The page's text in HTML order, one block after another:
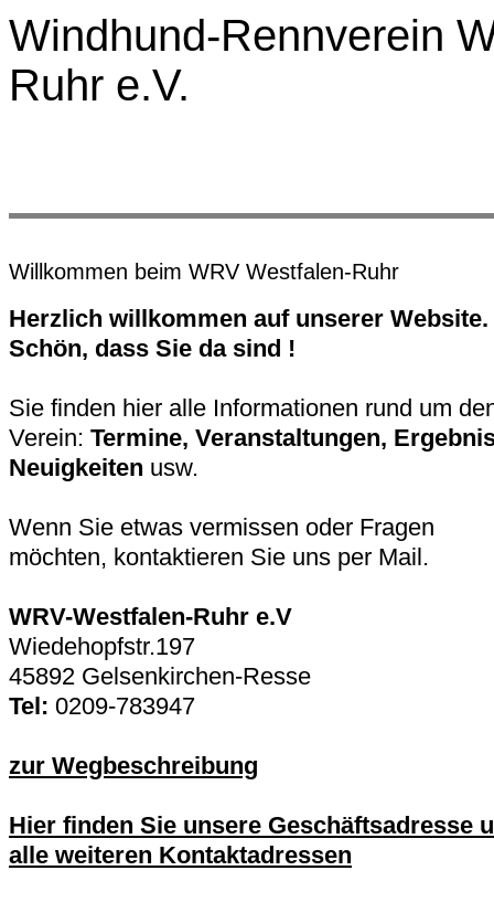
Windhund-Rennverein
Ruhr e.V.
Willkommen beim WRV Westfalen-Ruhr
Herzlich willkommen auf unserer Website.
Schön, dass Sie da sind !
Sie finden hier alle Informationen rund um
Verein: Termine, Veranstaltungen,
Neuigkeiten usw.
Wenn Sie etwas vermissen oder Fragen
möchten, kontaktieren Sie uns per Mail.
WRV-Westfalen-Ruhr e.V
Wiedehopfstr.197
45892 Gelsenkirchen-Resse
Tel: 0209-783947
zur Wegbeschreibung
Hier finden Sie unsere Geschäftsadresse
alle weiteren Kontaktadressen